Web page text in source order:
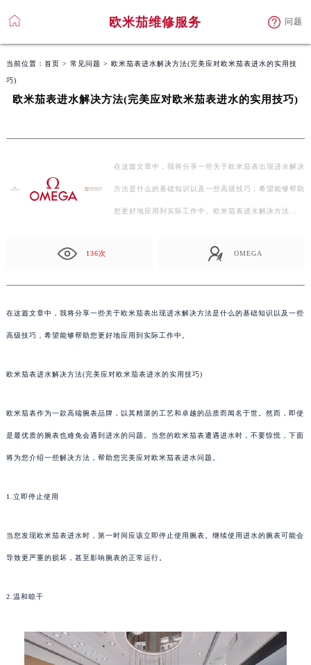
欧米茄维修服务 问题
当前位置： 首页 > 常见问题 > 欧米茄表进水解决方法(完美应对欧米茄表进水的实用技
巧)
欧米茄表进水解决方法(完美应对欧米茄表进水的实用技巧)
在这篇文章中，我将分享一些关于欧米茄表出现进水解决
方法是什么的基础知识以及一些高级技巧，希望能够帮助
您更好地应用到实际工作中。欧米茄表进水解决方法…
136次 OMEGA
在这篇文章中，我将分享一些关于欧米茄表出现进水解决方法是什么的基础知识以及一些
高级技巧，希望能够帮助您更好地应用到实际工作中。
欧米茄表进水解决方法(完美应对欧米茄表进水的实用技巧)
欧米茄表作为一款高端腕表品牌，以其精湛的工艺和卓越的品质而闻名于世。然而，即使
是最优质的腕表也难免会遇到进水的问题。当您的欧米茄表遭遇进水时，不要惊慌，下面
将为您介绍一些解决方法，帮助您完美应对欧米茄表进水问题。
1.立即停止使用
当您发现欧米茄表进水时，第一时间应该立即停止使用腕表。继续使用进水的腕表可能会
导致更严重的损坏，甚至影响腕表的正常运行。
2.温和晾干